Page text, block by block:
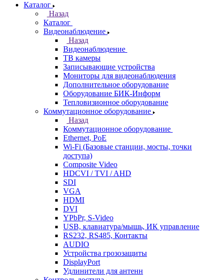
Каталог
Назад
Каталог
Видеонаблюдение
Назад
Видеонаблюдение
ТВ камеры
Записывающие устройства
Мониторы для видеонаблюдения
Дополнительное оборудование
Оборудование БИК-Информ
Тепловизионное оборудование
Коммутационное оборудование
Назад
Коммутационное оборудование
Ethernet, PoE
Wi-Fi (Базовые станции, мосты, точки
доступа)
Composite Video
HDCVI / TVI / AHD
SDI
VGA
HDMI
DVI
YPbPr, S-Video
USB, клавиатура/мышь, ИК управление
RS232, RS485, Контакты
AUDIO
Устройства грозозащиты
DisplayPort
Удлинители для антенн